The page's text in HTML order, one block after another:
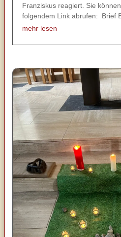
Franziskus reagiert. Sie
folgendem Link abrufen: Brief
mehr lesen